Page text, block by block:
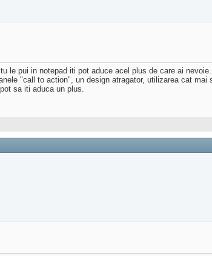
le pui in notepad iti pot aduce acel plus de care ai nevoie.
"call to action", un design atragator, utilizarea cat
sa iti aduca un plus.